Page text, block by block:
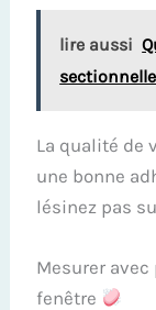
lire aussi
La qualité de
une bonne
lésinez pas
Mesurer
fenêtre